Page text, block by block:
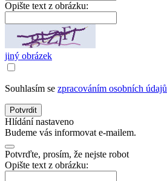
Opište text z obrázku:
jiný obrázek
Souhlasím se zpracováním osobních údajů
Potvrdit
Hlídání nastaveno
Budeme vás informovat e-mailem.
Potvrďte, prosím, že nejste robot
Opište text z obrázku: